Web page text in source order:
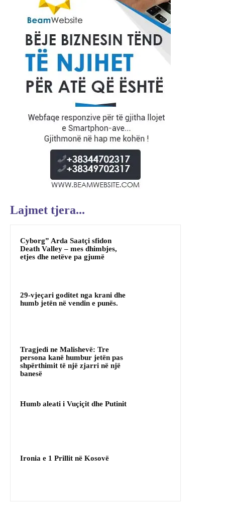
Lajmet tjera...
Cyborg” Arda Saatçi sfidon
Death Valley – mes dhimbjes,
etjes dhe netëve pa gjumë
29-vjeçari goditet nga krani dhe
humb jetën në vendin e punës.
Tragjedi ne Malishevë: Tre
persona kanë humbur jetën pas
shpërthimit të një zjarri në një
banesë
Humb aleati i Vuçiçit dhe Putinit
Ironia e 1 Prillit në Kosovë